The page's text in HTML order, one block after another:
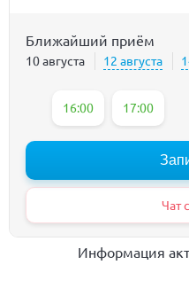
Ближайший приём
10 августа 12 августа
16:00 17:00
Чат
Информация